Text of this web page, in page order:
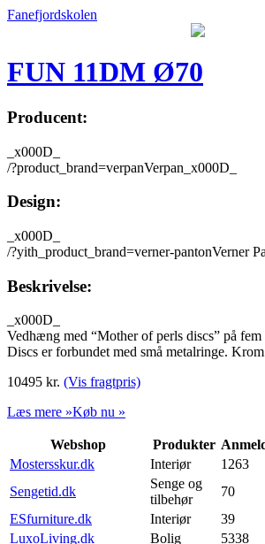
Fanefjordskolen
FUN 11DM Ø70
Producent:
_x000D_
/?product_brand=verpanVerpan_x000D_
Design:
_x000D_
/?yith_product_brand=verner-pantonVerner
Beskrivelse:
_x000D_
Vedhæng med “Mother of perls discs” på fem
Discs er forbundet med små metalringe.
10495 kr. (Vis fragtpris)
Læs mere »Køb nu »
Webshop Produkter
Mostersskur.dk
Interiør 1263
Sengetid.dk
Senge og
tilbehør
70
ESfurniture.dk
Interiør 39
LuxoLiving.dk
Bolig 5338